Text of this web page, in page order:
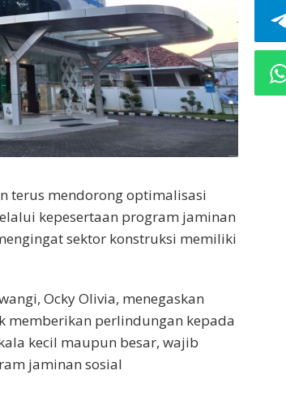
terus mendorong optimalisasi
kepesertaan program jaminan
sektor konstruksi memiliki
Ocky Olivia, menegaskan
perlindungan kepada
kecil maupun besar, wajib
jaminan sosial